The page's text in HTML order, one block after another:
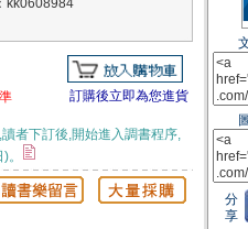
kk0608984
訂購後立即為您進貨
者下訂後,開始進入調書程序,
分
享